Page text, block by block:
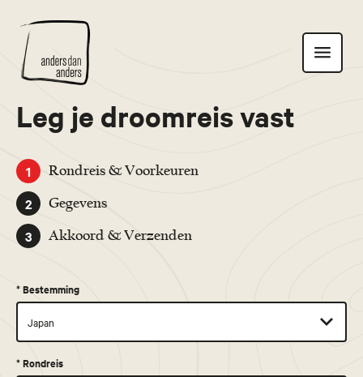
Anders
dan
Anders
Toon
navigatie
Leg je droomreis vast
1 Rondreis & Voorkeuren
2 Gegevens
3 Akkoord & Verzenden
*Bestemming
*Rondreis